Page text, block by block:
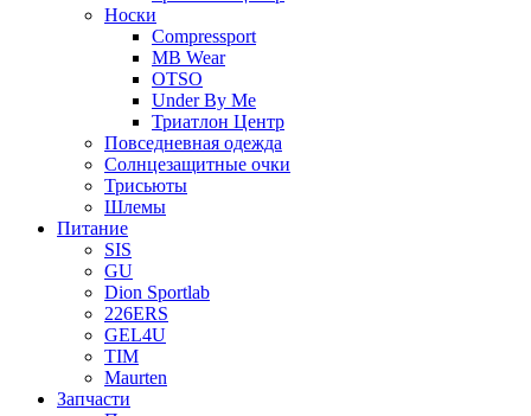
Носки
Compressport
MB Wear
OTSO
Under By Me
Триатлон Центр
Повседневная одежда
Солнцезащитные очки
Трисьюты
Шлемы
Питание
SIS
GU
Dion Sportlab
226ERS
GEL4U
TIM
Maurten
Запчасти